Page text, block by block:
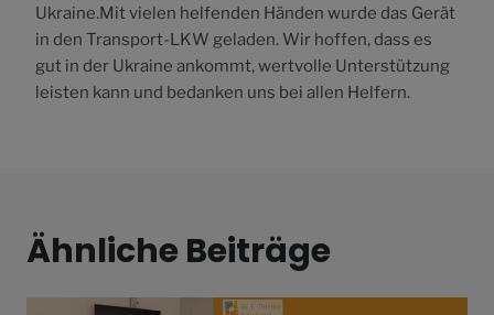
Ukraine.Mit vielen helfenden Händen wurde das Gerät
in den Transport-LKW geladen. Wir hoffen, dass es
gut in der Ukraine ankommt, wertvolle Unterstützung
leisten kann und bedanken uns bei allen Helfern.
Ähnliche Beiträge